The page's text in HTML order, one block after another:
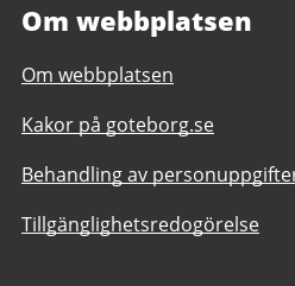
Om webbplatsen
Om webbplatsen
Kakor på goteborg.se
Behandling av
Tillgänglighetsredogörelse